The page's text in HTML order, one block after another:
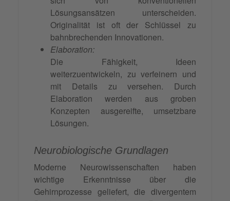
Lösungsansätzen unterscheiden.
Originalität ist oft der Schlüssel zu
bahnbrechenden Innovationen.
Elaboration:
Die Fähigkeit, Ideen
weiterzuentwickeln, zu verfeinern und
mit Details zu versehen. Durch
Elaboration werden aus groben
Konzepten ausgereifte, umsetzbare
Lösungen.
Neurobiologische Grundlagen
Moderne Neurowissenschaften haben
wichtige Erkenntnisse über die
Gehirnprozesse geliefert, die divergentem